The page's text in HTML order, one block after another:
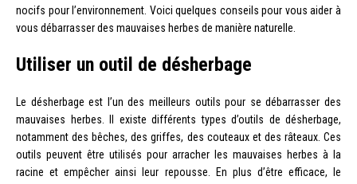
nocifs pour l’environnement. Voici quelques conseils pour vous aider à
vous débarrasser des mauvaises herbes de manière naturelle.
Utiliser un outil de désherbage
Le désherbage est l’un des meilleurs outils pour se débarrasser des
mauvaises herbes. Il existe différents types d’outils de désherbage,
notamment des bêches, des griffes, des couteaux et des râteaux. Ces
outils peuvent être utilisés pour arracher les mauvaises herbes à la
racine et empêcher ainsi leur repousse. En plus d’être efficace, le